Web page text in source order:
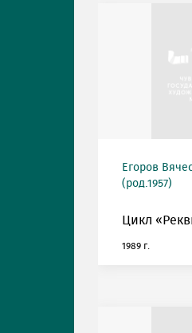
Егоров
(род.1957)
Цикл
1989 г.